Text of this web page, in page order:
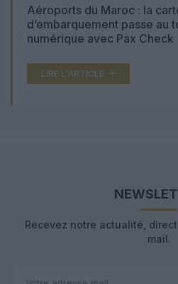
Aéroports du Maroc : la
d’embarquement passe au
numérique avec Pax Check
LIRE L'ARTICLE
Recevez notre actualité,
mail.